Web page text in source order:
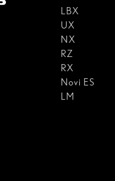
LBX
UX
NX
RZ
RX
Novi ES
LM